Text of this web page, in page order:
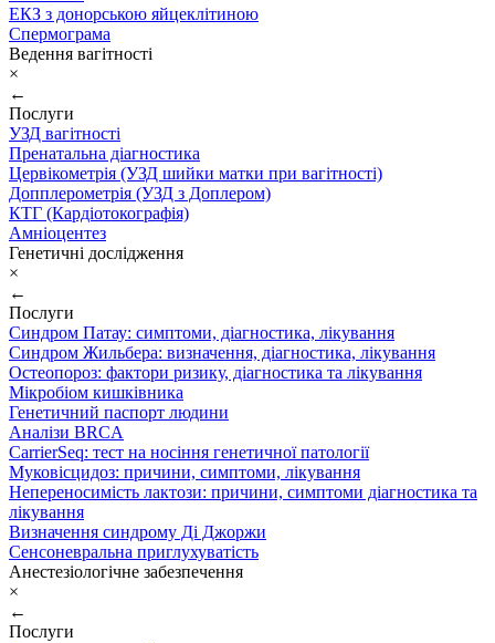
ЕКЗ з донорською яйцеклітиною
Спермограма
Ведення вагітності
×
←
Послуги
УЗД вагітності
Пренатальна діагностика
Цервікометрія (УЗД шийки матки при вагітності)
Допплерометрія (УЗД з Доплером)
КТГ (Кардіотокографія)
Амніоцентез
Генетичні дослідження
×
←
Послуги
Синдром Патау: симптоми, дiагностика, лiкування
Синдром Жильбера: визначення, діагностика, лікування
Остеопороз: фактори ризику, діагностика та лікування
Мікробіом кишківника
Генетичний паспорт людини
Аналізи BRCA
CarrierSeq: тест на носіння генетичної патології
Муковісцидоз: причини, симптоми, лікування
Непереносимість лактози: причини, симптоми діагностика та
лікування
Визначення синдрому Ді Джоржи
Сенсоневральна приглухуватість
Анестезіологічне забезпечення
×
←
Послуги